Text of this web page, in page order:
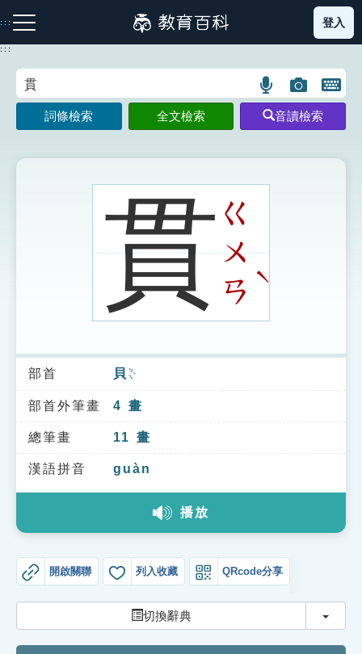
到
主
:::
注音索引圖示 筆畫索引圖示 部首索引表圖示
索引選單
知識索引
單字索引
生命大百科索引
教學應用
貓頭鷹博士
登入
:::
語
言
搜
示
圖
片
搜
開
鍵
圖
詞條檢索 全文檢索 音讀檢索
貫ㄍ
ㄨ
ㄢ
ˋ
部首 貝 ㄅㄟˋ
部首外筆畫 4 畫
總筆畫 11 畫
漢語拼音 guàn
播放
開啟關聯 列入收藏 QRcode分享
切換辭典 切換